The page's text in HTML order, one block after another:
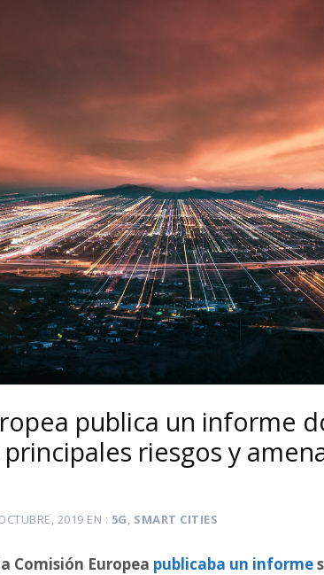
publica un informe
riesgos y
2019 EN 5G, SMART CITIES
Comisión Europea publicaba un informe